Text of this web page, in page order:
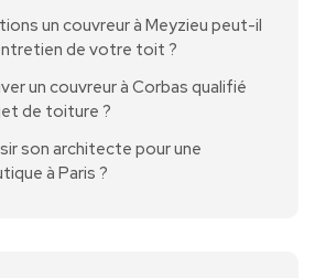
un couvreur à Meyzieu peut-il
de votre toit ?
un couvreur à Corbas qualifié
de toiture ?
son architecte pour une
à Paris ?